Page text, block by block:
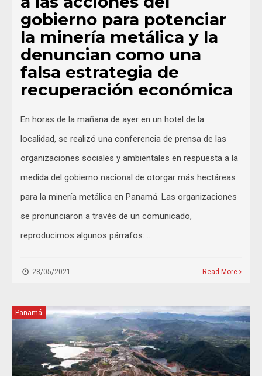
gobierno para potenciar
la minería metálica y la
denuncian como una
falsa estrategia de
recuperación económica
En horas de la mañana de ayer en un hotel de la
localidad, se realizó una conferencia de prensa de las
organizaciones sociales y ambientales en respuesta a la
medida del gobierno nacional de otorgar más hectáreas
para la minería metálica en Panamá. Las organizaciones
se pronunciaron a través de un comunicado,
reproducimos algunos párrafos: …
28/05/2021 Read More
Panamá